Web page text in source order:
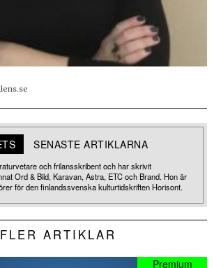
SENASTE ARTIKLARNA
och frilansskribent och har skrivit
Ord & Bild, Karavan, Astra, ETC och Brand. Hon är
för den finlandssvenska kulturtidskriften Horisont.
FLER ARTIKLAR